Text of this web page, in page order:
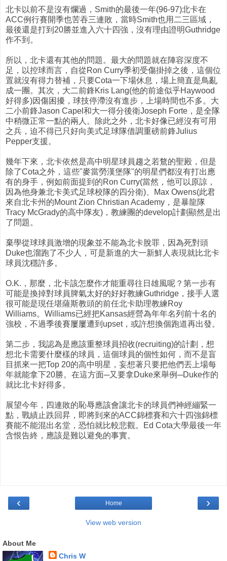
北卡以前不是沒有爛過，Smith的最後一年(96-97)北卡在
ACC例行賽開季也苦吞三連敗，當時Smith也用二三區域，
最後還是打到20勝並進入六十四強，沒有理由證明Guthridge
作不到。
所以，北卡還有其他的問題。最大的問題就在陣容深度不
足，以控球而言，自從Ron Curry季初受傷掛掉之後，這個位
置就沒有得力替補，只要Cota一下場休息，場上簡直是鳥亂
成一團。其次，大二前鋒Kris Lang(他的前途似乎Haywood
好得多)因傷困擾，球技停滯沒有進步，上場時間也不多。大
二小前鋒Jason Capel和大一得分後衛Joseph Forte，是全隊
中稍微正常一點的兩人。除此之外，北卡好像已經沒有可用
之兵，迫不得已只好向美式足球隊借調重磅前鋒Julius
Pepper支援。
幾年下來，北卡依然是高中明星球員趨之若鶩的聖殿，但是
除了Cota之外，這些"麥當勞漢堡隊"的明星們都沒有打出應
有的身手，例如前面提到的Ron Curry(當然，他可以原諒，
因為他身兼北卡美式足球校隊的四分衛)、Max Owens(此君
來自北卡州的Mount Zion Christian Academy，是暴龍隊
Tracy McGrady的高中隊友)，教練團的develop計劃顯然是出
了問題。
棄學從球球員激增的現象並不能為北卡脫罪，因為死對頭
Duke也溜跑了不少人，可是新進的大一新鮮人表現就比北卡
球員沈穩許多。
O.K.，那麼，北卡該怎麼作才能重尋往日雄風呢？第一步有
可能是換掉對球員脾氣太好的好好教練Guthridge，接手人選
很可能是現任堪薩斯教頭的前任北卡助理教練Roy
Williams。Williams已經把Kansas經營為年年名列前十名的
強校，不過季後賽屢屢遭到upset，或許想換個跑道再出發。
第二步，我認為是應該重整球員招收(recruiting)的計劃，想
想北卡需要什麼樣的球員，這個球員的個性如何，而不是盲
目抓來一把Top 20的高中明星，妄想著只要把他們丟上場每
年就能拿下20勝。在這方面─又要拿Duke來舉例─Duke作的
就比北卡好得多。
展望今年，四連敗的恥辱應該會讓北卡的球員們神經繃緊一
點，戰績止跌回昇，即將到來的ACC錦標賽和六十四強錦標
賽能不能混出名堂，恐怕就比較悲觀。Ed Cota大學最後一年
含恨告終，應該是難以避免的事實。
‹ ›
Home
View web version
About Me
Chris W